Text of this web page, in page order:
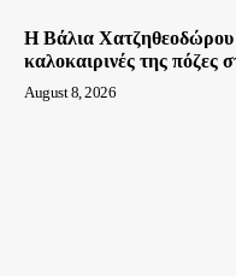
Η Βάλια Χατζηθεοδώρου
καλοκαιρινές της πόζες
August 8, 2026